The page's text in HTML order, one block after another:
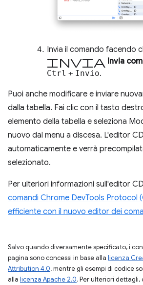
Invia il comando facendo
Invia Invia
Ctrl + Invio.
Puoi anche modificare e inviare
dalla tabella. Fai clic con il tasto
elemento della tabella e seleziona
nuovo dal menu a discesa. L'editor
automaticamente e verrà
selezionato.
Per ulteriori informazioni sull'editor
comandi Chrome DevTools Protocol
efficiente con il nuovo editor dei
Salvo quando diversamente specificato, i
pagina sono concessi in base alla licenza
Attribution 4.0, mentre gli esempi di codice
alla licenza Apache 2.0. Per ulteriori dettagli,